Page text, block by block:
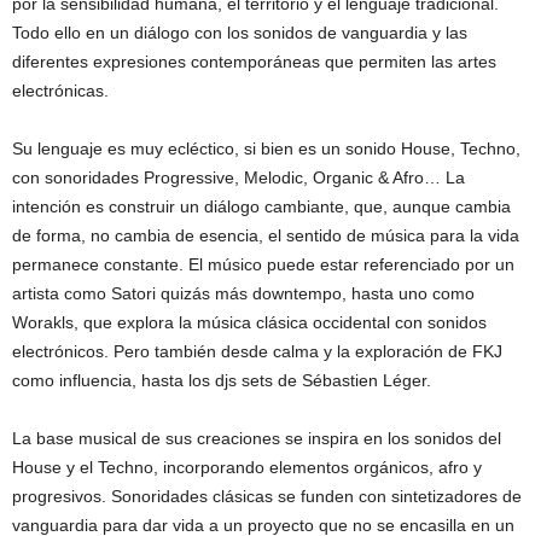
Todo ello en un diálogo con los sonidos de vanguardia y las
diferentes expresiones contemporáneas que permiten las artes
electrónicas.
Su lenguaje es muy ecléctico, si bien es un sonido House, Techno,
con sonoridades Progressive, Melodic, Organic & Afro… La
intención es construir un diálogo cambiante, que, aunque cambia
de forma, no cambia de esencia, el sentido de música para la vida
permanece constante. El músico puede estar referenciado por un
artista como Satori quizás más downtempo, hasta uno como
Worakls, que explora la música clásica occidental con sonidos
electrónicos. Pero también desde calma y la exploración de FKJ
como influencia, hasta los djs sets de Sébastien Léger.
La base musical de sus creaciones se inspira en los sonidos del
House y el Techno, incorporando elementos orgánicos, afro y
progresivos. Sonoridades clásicas se funden con sintetizadores de
vanguardia para dar vida a un proyecto que no se encasilla en un